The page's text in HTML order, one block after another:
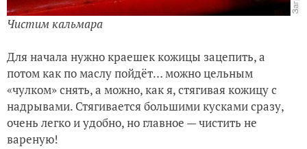
Чистим кальмара
Для начала нужно краешек кожицы зацепить, а
потом как по маслу пойдёт… можно цельным
«чулком» снять, а можно, как я, стягивая кожицу с
надрывами. Стягивается большими кусками сразу,
очень легко и удобно, но главное — чистить не
вареную!